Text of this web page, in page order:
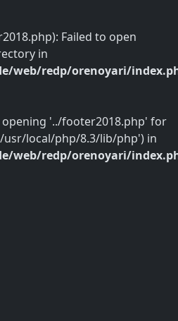
Failed to open
in
web/redp/orenoyari/
opening '../footer2018.php' for
usr/local/php/8.3/lib/php') in
web/redp/orenoyari/